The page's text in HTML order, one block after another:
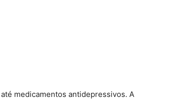
medicamentos antidepressivos. A